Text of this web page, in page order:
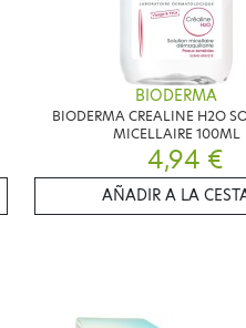
BIODERMA
BIODERMA CREALINE H2O
MICELLAIRE 100ML
4,94 €
AÑADIR A LA